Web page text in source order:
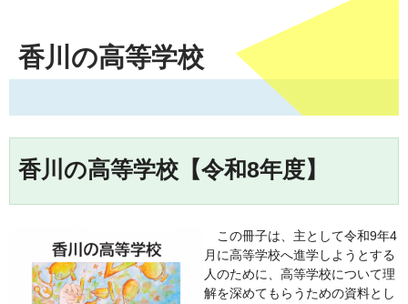
香川の高等学校
香川の高等学校【令和8年度】
この冊子は、主として令和9年4
月に高等学校へ進学しようとする
人のために、高等学校について理
解を深めてもらうための資料とし